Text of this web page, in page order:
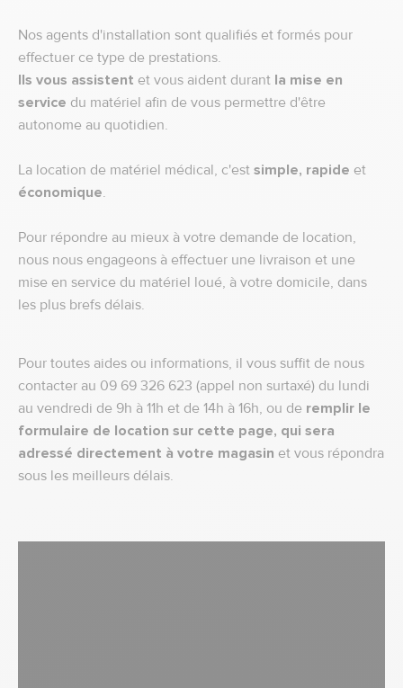
Nos agents d'installation sont qualifiés et formés pour
effectuer ce type de prestations.
Ils vous assistent et vous aident durant la mise en
service du matériel afin de vous permettre d'être
autonome au quotidien.
La location de matériel médical, c'est simple, rapide et
économique.
Pour répondre au mieux à votre demande de location,
nous nous engageons à effectuer une livraison et une
mise en service du matériel loué, à votre domicile, dans
les plus brefs délais.
Pour toutes aides ou informations, il vous suffit de nous
contacter au 09 69 326 623 (appel non surtaxé) du lundi
au vendredi de 9h à 11h et de 14h à 16h, ou de remplir le
formulaire de location sur cette page, qui sera
adressé directement à votre magasin et vous répondra
sous les meilleurs délais.